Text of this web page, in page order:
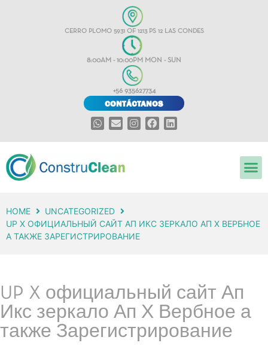
CERRO PLOMO 5931 OF 1213 PS 12 LAS CONDES
8:00AM - 10:00PM MON - SUN
+56 935627734
CONTÁCTANOS
HOME
UNCATEGORIZED
UP X ОФИЦИАЛЬНЫЙ САЙТ АП ИКС ЗЕРКАЛО АП Х ВЕРБНОЕ
А ТАКЖЕ ЗАРЕГИСТРИРОВАНИЕ
UP X официальный сайт Ап
Икс зеркало Ап Х Вербное а
также Зарегистрирование